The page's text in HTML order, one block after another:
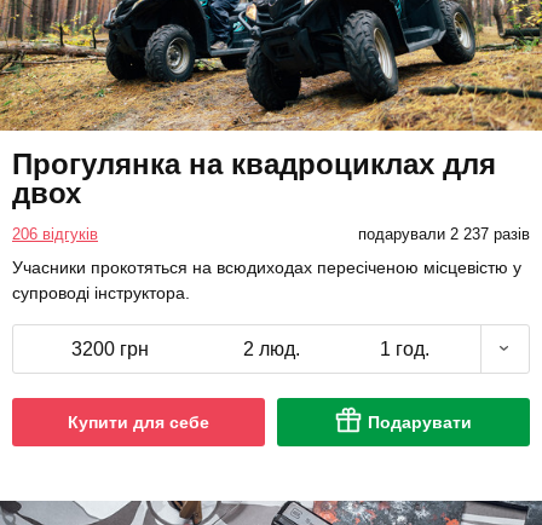
Прогулянка на квадроциклах для
двох
206 відгуків подарували 2 237 разів
Учасники прокотяться на всюдиходах пересіченою місцевістю у
супроводі інструктора.
3200 грн 2 люд. 1 год.
Купити для себе Подарувати